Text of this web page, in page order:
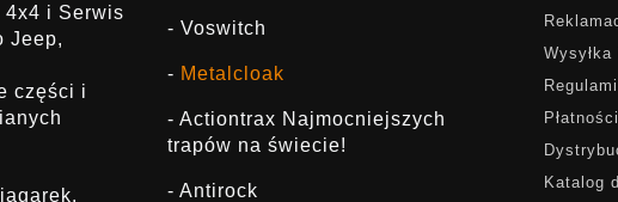
4x4 i Serwis
Jeep,
części i
- Voswitch
- Metalcloak
- Actiontrax Najmocniejszych
trapów na świecie!
- Antirock
Płatności
Katalog